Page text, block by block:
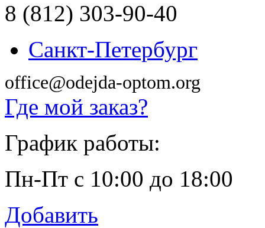
8 (812) 303-90-40
Санкт-Петербург
office@odejda-optom.org
Где мой заказ?
График работы:
Пн-Пт с 10:00 до 18:00
Добавить